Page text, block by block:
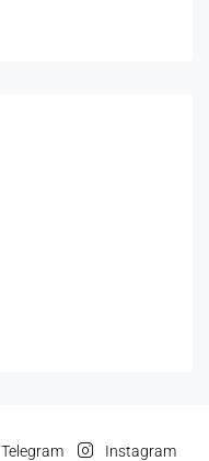
Telegram Instagram